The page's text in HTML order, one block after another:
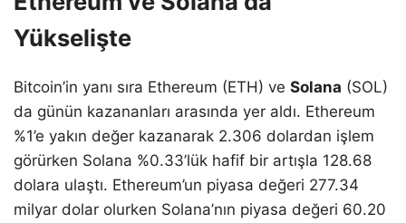
Yükselişte
Bitcoin’in yanı sıra Ethereum (ETH) ve Solana (SOL)
da günün kazananları arasında yer aldı. Ethereum
%1’e yakın değer kazanarak 2.306 dolardan işlem
görürken Solana %0.33’lük hafif bir artışla 128.68
dolara ulaştı. Ethereum’un piyasa değeri 277.34
milyar dolar olurken Solana’nın piyasa değeri 60.20